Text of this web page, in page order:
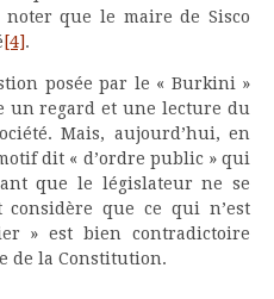
que le maire de Sisco
[4].
posée par le « Burkini »
un regard et une lecture du
Mais, aujourd’hui, en
dit « d’ordre public » qui
que le législateur ne se
que ce qui n’est
» est bien contradictoire
de la Constitution.